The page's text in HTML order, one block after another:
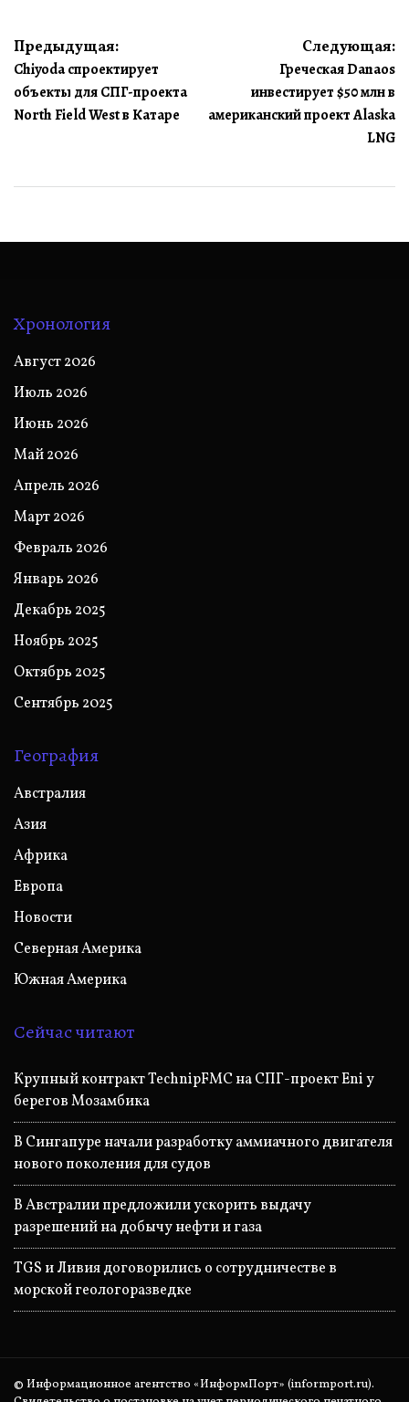
Навигация
по
записям
Предыдущая:
Chiyoda спроектирует
объекты для СПГ-проекта
North Field West в Катаре
Следующая:
Греческая Danaos
инвестирует $50 млн в
американский проект Alaska
LNG
Хронология
Август 2026
Июль 2026
Июнь 2026
Май 2026
Апрель 2026
Март 2026
Февраль 2026
Январь 2026
Декабрь 2025
Ноябрь 2025
Октябрь 2025
Сентябрь 2025
География
Австралия
Азия
Африка
Европа
Новости
Северная Америка
Южная Америка
Сейчас читают
Крупный контракт TechnipFMC на СПГ-проект Eni у
берегов Мозамбика
В Сингапуре начали разработку аммиачного двигателя
нового поколения для судов
В Австралии предложили ускорить выдачу
разрешений на добычу нефти и газа
TGS и Ливия договорились о сотрудничестве в
морской геологоразведке
© Информационное агентство «ИнформПорт» (informport.ru).